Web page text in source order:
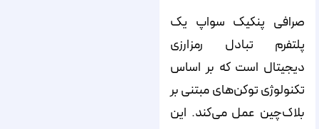
صرافی پنکیک سواپ یک
پلتفرم تبادل رمزارزی
دیجیتال است که بر اساس
تکنولوژی توکن‌های مبتنی بر
بلاک‌چین عمل می‌کند. این